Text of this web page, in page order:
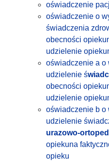
oświadczenie
oświadczenie o
świadczenia
obecności
udzielenie
oświadczenie a o
udzielenie ś
obecności
udzielenie
oświadczenie b o
udzielenie
urazowo-
opiekuna
opieku